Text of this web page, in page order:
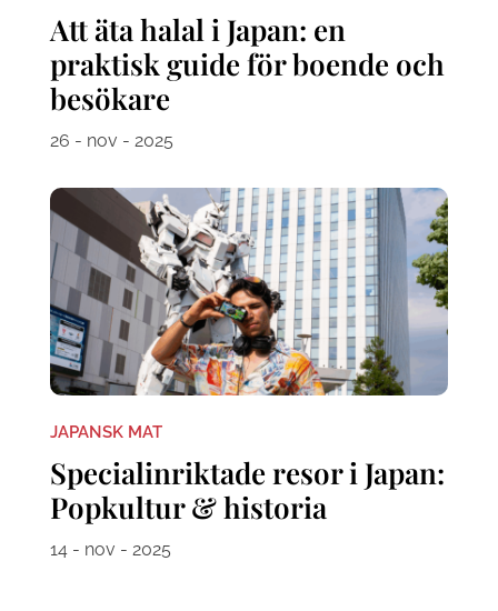
Att äta halal i Japan: en
praktisk guide för boende och
besökare
26 - nov - 2025
JAPANSK MAT
Specialinriktade resor i Japan:
Popkultur & historia
14 - nov - 2025